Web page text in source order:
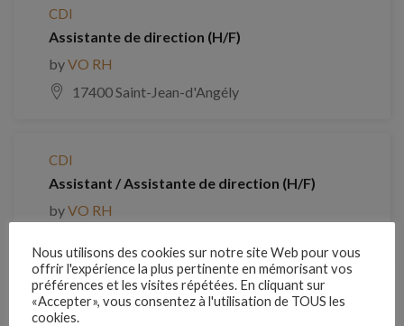
CDI
Assistante de direction (H/F)
byVO RH
17400 Saint-Jean-d'Angély
CDI
Assistant / Assistante de direction (H/F)
byVO RH
CDI
Nous utilisons des cookies sur notre site Web pour vous
offrir l'expérience la plus pertinente en mémorisant vos
préférences et les visites répétées. En cliquant sur
«Accepter», vous consentez à l'utilisation de TOUS les
cookies.